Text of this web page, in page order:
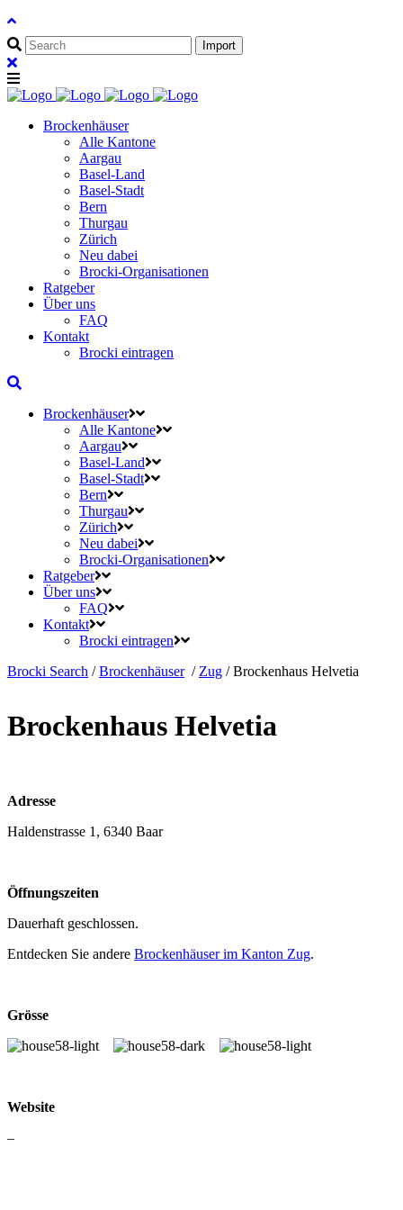
Brockenhäuser
Alle Kantone
Aargau
Basel-Land
Basel-Stadt
Bern
Thurgau
Zürich
Neu dabei
Brocki-Organisationen
Ratgeber
Über uns
FAQ
Kontakt
Brocki eintragen
Brockenhäuser
Alle Kantone
Aargau
Basel-Land
Basel-Stadt
Bern
Thurgau
Zürich
Neu dabei
Brocki-Organisationen
Ratgeber
Über uns
FAQ
Kontakt
Brocki eintragen
Brocki Search /Brockenhäuser / Zug /Brockenhaus Helvetia
Brockenhaus Helvetia
Adresse
Haldenstrasse 1, 6340 Baar
Öffnungszeiten
Dauerhaft geschlossen.
Entdecken Sie andere Brockenhäuser im Kanton Zug.
Grösse
Website
–